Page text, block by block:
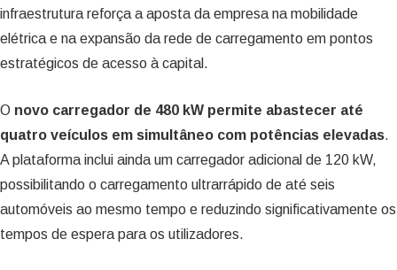
infraestrutura reforça a aposta da empresa na mobilidade
elétrica e na expansão da rede de carregamento em pontos
estratégicos de acesso à capital.
O novo carregador de 480 kW permite abastecer até
quatro veículos em simultâneo com potências elevadas.
A plataforma inclui ainda um carregador adicional de 120 kW,
possibilitando o carregamento ultrarrápido de até seis
automóveis ao mesmo tempo e reduzindo significativamente os
tempos de espera para os utilizadores.